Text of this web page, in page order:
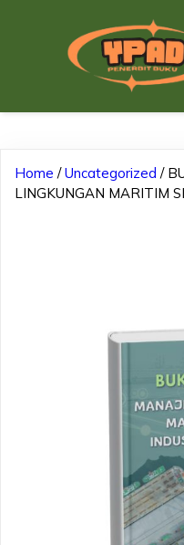
Home /Uncategorized /
LINGKUNGAN MARITIM